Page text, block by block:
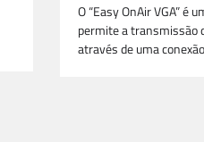
O “Easy OnAir VGA” é
permite a transmissão
através de uma